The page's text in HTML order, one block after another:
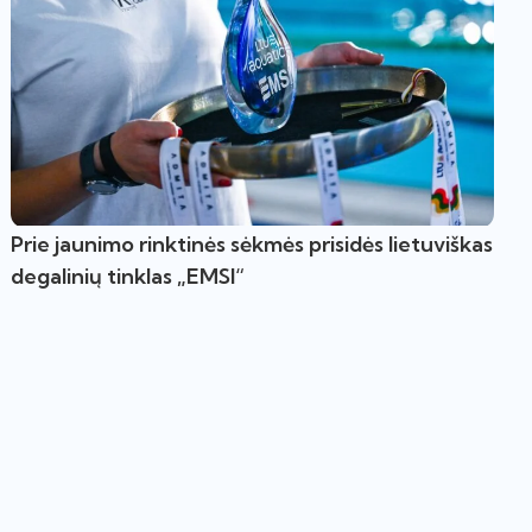
Prie jaunimo rinktinės sėkmės prisidės lietuviškas
degalinių tinklas „EMSI“